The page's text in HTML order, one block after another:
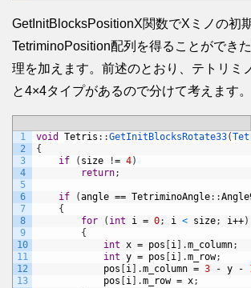
GetInitBlocksPositionX関数でXミノの初
TetriminoPosition配列を得ることができ
理を加えます。前述のとおり、テトリミ
と4×4タイプがあるので分けて考えます。
1
2
3
4
5
6
7
8
9
10
11
12
13
void Tetris : :GetInitBlocksRotate33(
{
if
( size != 4)
return;
if (angle == TetriminoAngle: :
{
for
( int i = 0; i < size; i++)
{
int x = pos i .m_column;
int y = pos i .m_row;
pos
i .m_column = 3 - y -
pos
i .m_row = x;